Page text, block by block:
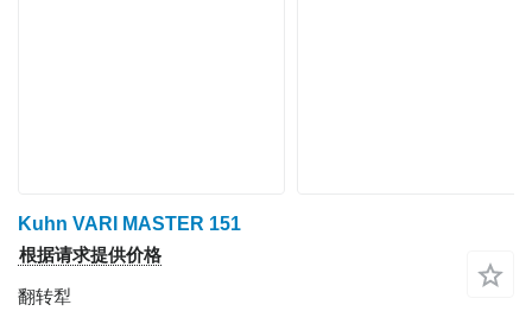
Kuhn VARI MASTER 151
根据请求提供价格
翻转犁